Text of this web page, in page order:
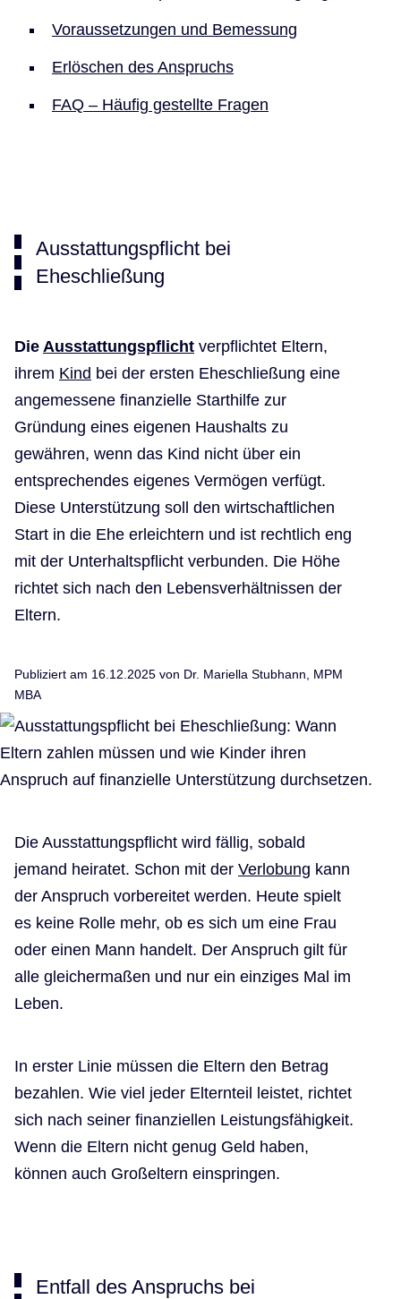
Voraussetzungen und Bemessung
Erlöschen des Anspruchs
FAQ – Häufig gestellte Fragen
Ausstattungspflicht bei
Eheschließung
Die Ausstattungspflicht verpflichtet Eltern,
ihrem Kind bei der ersten Eheschließung eine
angemessene finanzielle Starthilfe zur
Gründung eines eigenen Haushalts zu
gewähren, wenn das Kind nicht über ein
entsprechendes eigenes Vermögen verfügt.
Diese Unterstützung soll den wirtschaftlichen
Start in die Ehe erleichtern und ist rechtlich eng
mit der Unterhaltspflicht verbunden. Die Höhe
richtet sich nach den Lebensverhältnissen der
Eltern.
Publiziert am 16.12.2025 von Dr. Mariella Stubhann, MPM
MBA
Die Ausstattungspflicht wird fällig, sobald
jemand heiratet. Schon mit der Verlobung kann
der Anspruch vorbereitet werden. Heute spielt
es keine Rolle mehr, ob es sich um eine Frau
oder einen Mann handelt. Der Anspruch gilt für
alle gleichermaßen und nur ein einziges Mal im
Leben.
In erster Linie müssen die Eltern den Betrag
bezahlen. Wie viel jeder Elternteil leistet, richtet
sich nach seiner finanziellen Leistungsfähigkeit.
Wenn die Eltern nicht genug Geld haben,
können auch Großeltern einspringen.
Entfall des Anspruchs bei